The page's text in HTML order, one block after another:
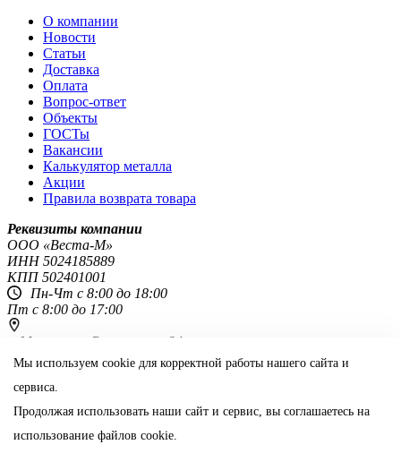
О компании
Новости
Статьи
Доставка
Оплата
Вопрос-ответ
Объекты
ГОСТы
Вакансии
Калькулятор металла
Акции
Правила возврата товара
Реквизиты компании
OOO «Веста-М»
ИНН5024185889
КПП502401001
Пн-Чт с 8:00 до 18:00
Пт с 8:00 до 17:00
г. Москва,
ул. Расплетина 24
+7 (495) 777-26-228 800 444-51-48
info@vestametall.ru
Поделиться:
Мы используем cookie для корректной работы нашего сайта и
сервиса.
Продолжая использовать наши сайт и сервис, вы соглашаетесь на
использование файлов cookie.